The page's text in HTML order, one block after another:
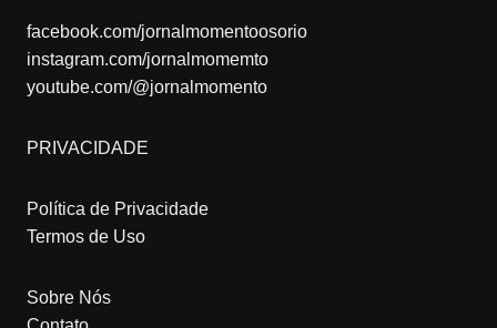
facebook.com/jornalmomentoosorio
instagram.com/jornalmomemto
youtube.com/@jornalmomento
PRIVACIDADE
Política de Privacidade
Termos de Uso
Sobre Nós